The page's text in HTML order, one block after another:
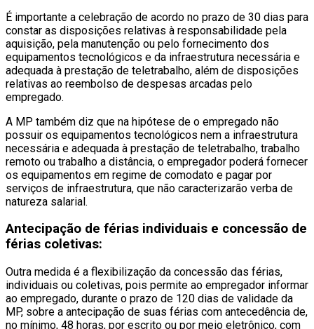
É importante a celebração de acordo no prazo de 30 dias para
constar as disposições relativas à responsabilidade pela
aquisição, pela manutenção ou pelo fornecimento dos
equipamentos tecnológicos e da infraestrutura necessária e
adequada à prestação de teletrabalho, além de disposições
relativas ao reembolso de despesas arcadas pelo
empregado.
A MP também diz que na hipótese de o empregado não
possuir os equipamentos tecnológicos nem a infraestrutura
necessária e adequada à prestação de teletrabalho, trabalho
remoto ou trabalho a distância, o empregador poderá fornecer
os equipamentos em regime de comodato e pagar por
serviços de infraestrutura, que não caracterizarão verba de
natureza salarial.
Antecipação de férias individuais e concessão de
férias coletivas:
Outra medida é a flexibilização da concessão das férias,
individuais ou coletivas, pois permite ao empregador informar
ao empregado, durante o prazo de 120 dias de validade da
MP, sobre a antecipação de suas férias com antecedência de,
no mínimo, 48 horas, por escrito ou por meio eletrônico, com